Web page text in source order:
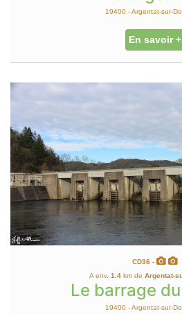
19400 - Argentat-sur-
En savoir +
CD36 -
A env. 1.4 km de Argentat-
Le barrage
19400 - Argentat-sur-